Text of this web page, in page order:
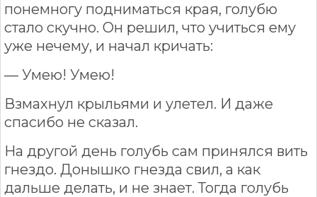
понемногу подниматься края, голубю
стало скучно. Он решил, что учиться ему
уже нечему, и начал кричать:
— Умею! Умею!
Взмахнул крыльями и улетел. И даже
спасибо не сказал.
На другой день голубь сам принялся вить
гнездо. Донышко гнезда свил, а как
дальше делать, и не знает. Тогда голубь